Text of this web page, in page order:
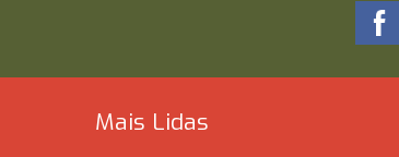
Mais Lidas